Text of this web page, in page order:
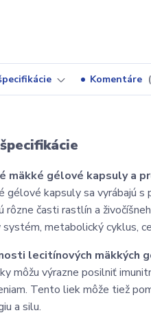
Komentáre
mäkké gélové kapsuly a
gélové kapsuly sa vyrábajú
rôzne časti rastlín a
systém, metabolický cyklus,
lecitínových mäkkých
môžu výrazne posilniť
Tento liek môže tiež
a silu.